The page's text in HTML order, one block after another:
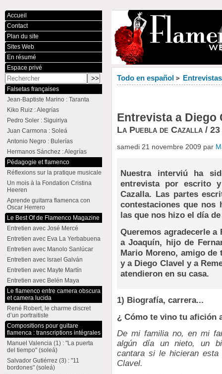
Todo en español > Entrevistas
Entrevista a Diego
La Puebla de Cazalla /
samedi 21 novembre 2009 par
Nuestra interviú ha
entrevista por escrito
Cazalla. Las partes
contestaciones que
las que nos hizo el día
Queremos agradecerle
a Joaquín, hijo de
Mario Moreno, amigo
y a Diego Clavel y a
atendieron en su casa.
1) Biografía, carrera...
¿ Cómo te vino tu afición
De mi familia no, en mi
algún día un nieto, un
cantara si le hicieran
Clavel.
Accueil
Contact
Plan du site
Sites Web
En résumé
Espace privé
Falsetas françaises
Jean-Baptiste Marino : Taranta
Kiko Ruiz : Alegrías
Pedro Soler : Siguiriya
Juan Carmona : Soleá
Antonio Negro : Bulerías
Hermanos Sánchez : Alegrías
Pédagogie et flamenco
Réflexions sur la pratique musicale
Un mois à la Fondation Cristina
Heeren
Aprende guitarra flamenca con
Oscar Herrero
Le Best Of de Flamenco Magazine
Entretien avec José Mercé
Entretien avec Eva La Yerbabuena
Entretien avec Manolo Sanlúcar
Entretien avec Israel Galván
Entretien avec Mayte Martín
Entretien avec Belén Maya
Le flamenco entre camera obscura
et camera lucida
René Robert, le charme discret
d’un portraitiste
Compositions pour guitare
flamenca : transcriptions intégrales
Manuel Valencia (1) : "La puerta
del tiempo" (soleá)
Salvador Gutiérrez (3) : "11
bordones" (soleá)